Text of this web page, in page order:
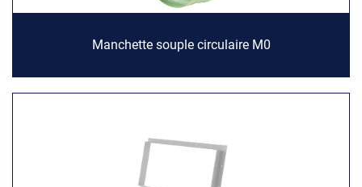
Manchette souple circulaire M0